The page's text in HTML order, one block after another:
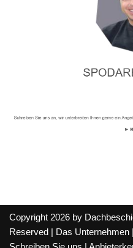
Copyright 2026 by
Reserved |
Das Unternehmen